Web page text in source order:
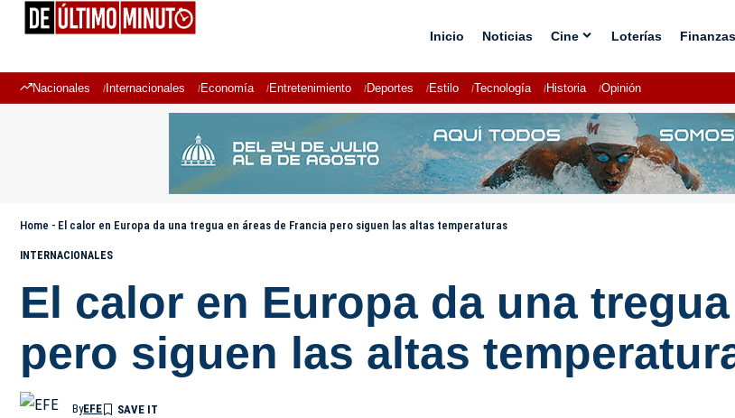
Inicio Noticias Cine Loterías Finanzas
Nacionales Internacionales Economía Entretenimiento Deportes Estilo Tecnología Historia Opinión
Home - El calor en Europa da una tregua en áreas de Francia pero siguen las altas temperaturas
INTERNACIONALES
El calor en Europa da una
pero siguen las altas
ByEFE